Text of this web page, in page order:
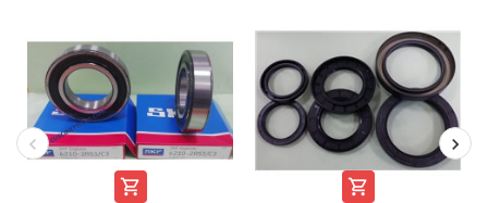
 